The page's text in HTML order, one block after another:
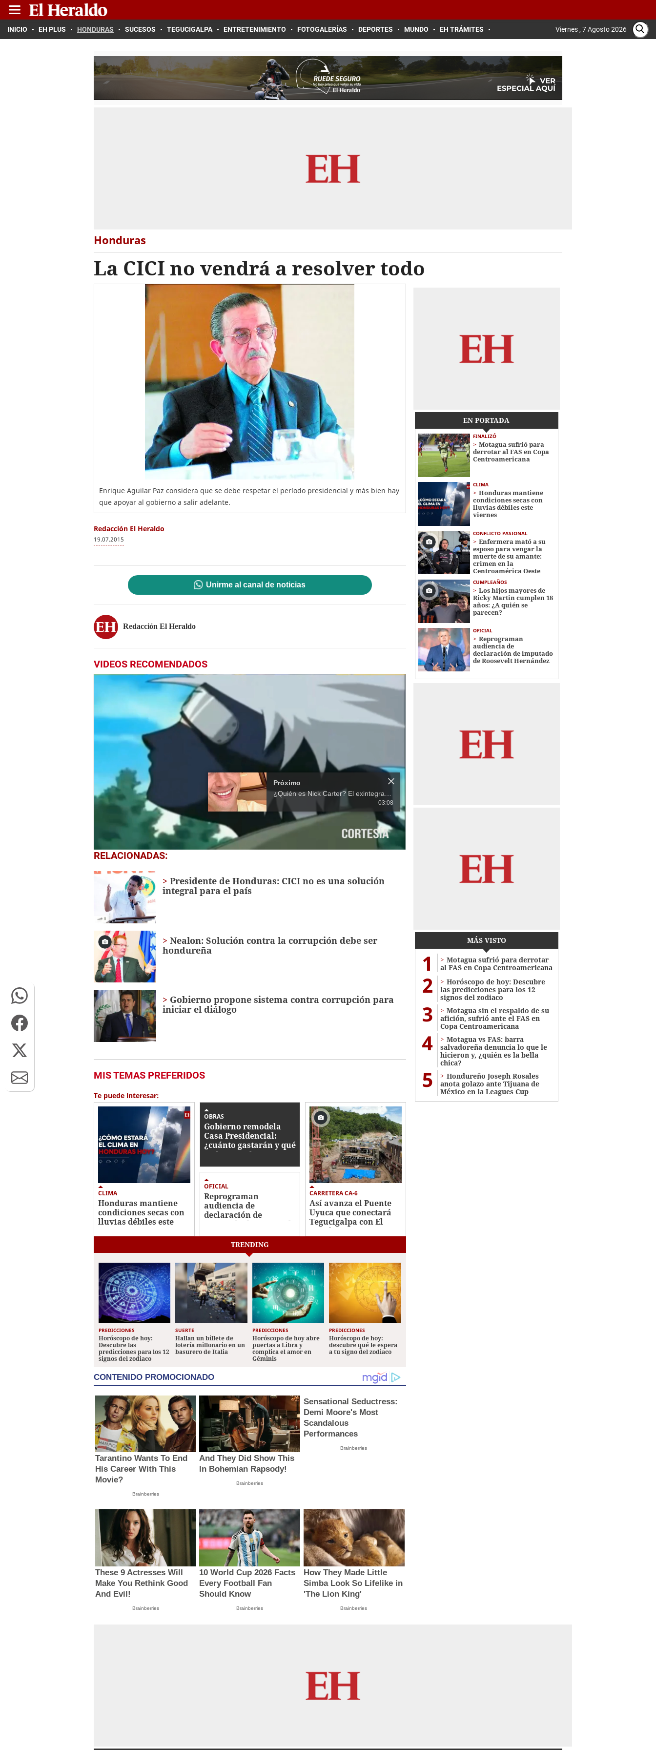
INICIO EH PLUS HONDURAS SUCESOS TEGUCIGALPA ENTRETENIMIENTO FOTOGALERÍAS DEPORTES MUNDO EH TRÁMITES Viernes , 7 Agosto 2026
Honduras
La CICI no vendrá a resolver todo
Enrique Aguilar Paz considera que se debe respetar el período presidencial y más bien hay
que apoyar al gobierno a salir adelante.
Redacción El Heraldo
19.07.2015
Unirme al canal de noticias
Redacción El Heraldo
VIDEOS RECOMENDADOS
0
of
seconds Volume
Próximo
03:08
RELACIONADAS:
Presidente de Honduras: CICI no es una solución
integral para el país
Nealon: Solución contra la corrupción debe ser
hondureña
Gobierno propone sistema contra corrupción para
iniciar el diálogo
MIS TEMAS PREFERIDOS
Te puede interesar:
CLIMA
Honduras mantiene
condiciones secas con
lluvias débiles este
OBRAS
Gobierno remodela
Casa Presidencial:
¿cuánto gastarán y qué
trabajos se hacen?
OFICIAL
Reprograman
audiencia de
declaración de
imputado de Roosevelt
Hernández
CARRETERA CA-6
Así avanza el Puente
Uyuca que conectará
Tegucigalpa con El
Paraíso
EN PORTADA
FINALIZÓ
Motagua sufrió para
derrotar al FAS en Copa
Centroamericana
CLIMA
Honduras mantiene
condiciones secas con
lluvias débiles este
viernes
CONFLICTO PASIONAL
Enfermera mató a su
esposo para vengar la
muerte de su amante:
crimen en la
Centroamérica Oeste
CUMPLEAÑOS
Los hijos mayores de
Ricky Martin cumplen 18
años: ¿A quién se
parecen?
OFICIAL
Reprograman
audiencia de
declaración de imputado
de Roosevelt Hernández
MÁS VISTO
1
Motagua sufrió para derrotar
al FAS en Copa Centroamericana
2
Horóscopo de hoy: Descubre
las predicciones para los 12
signos del zodiaco
3
Motagua sin el respaldo de su
afición, sufrió ante el FAS en
Copa Centroamericana
4
Motagua vs FAS: barra
salvadoreña denuncia lo que le
hicieron y, ¿quién es la bella
chica?
5
Hondureño Joseph Rosales
anota golazo ante Tijuana de
México en la Leagues Cup
TRENDING
PREDICCIONES
Horóscopo de hoy:
Descubre las
predicciones para los 12
signos del zodiaco
SUERTE
Hallan un billete de
lotería millonario en un
basurero de Italia
PREDICCIONES
Horóscopo de hoy abre
puertas a Libra y
complica el amor en
Géminis
PREDICCIONES
Horóscopo de hoy:
descubre qué le espera
a tu signo del zodiaco
CONTENIDO PROMOCIONADO
Tarantino Wants To End
His Career With This
Movie?
Brainberries
And They Did Show This
In Bohemian Rapsody!
Brainberries
Sensational Seductress:
Demi Moore's Most
Scandalous
Performances
Brainberries
These 9 Actresses Will
Make You Rethink Good
And Evil!
Brainberries
10 World Cup 2026 Facts
Every Football Fan
Should Know
Brainberries
How They Made Little
Simba Look So Lifelike in
'The Lion King'
Brainberries